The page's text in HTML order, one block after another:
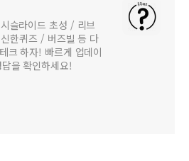
슬라이드 초성 / 리브
한퀴즈 / 버즈빌 등 다
크 하자! 빠르게 업데이
을 확인하세요!